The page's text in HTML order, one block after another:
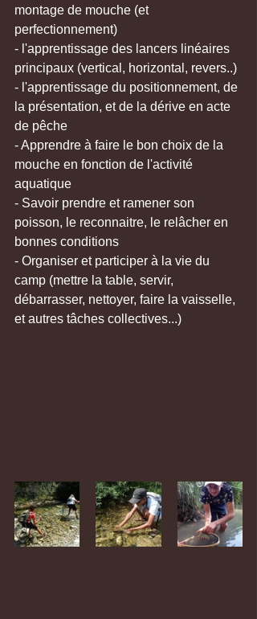
montage de mouche (et
perfectionnement)
- l'apprentissage des lancers linéaires
principaux (vertical, horizontal, revers..)
- l'apprentissage du positionnement, de
la présentation, et de la dérive en acte
de pêche
- Apprendre à faire le bon choix de la
mouche en fonction de l'activité
aquatique
- Savoir prendre et ramener son
poisson, le reconnaitre, le relâcher en
bonnes conditions
- Organiser et participer à la vie du
camp (mettre la table, servir,
débarrasser, nettoyer, faire la vaisselle,
et autres tâches collectives...)